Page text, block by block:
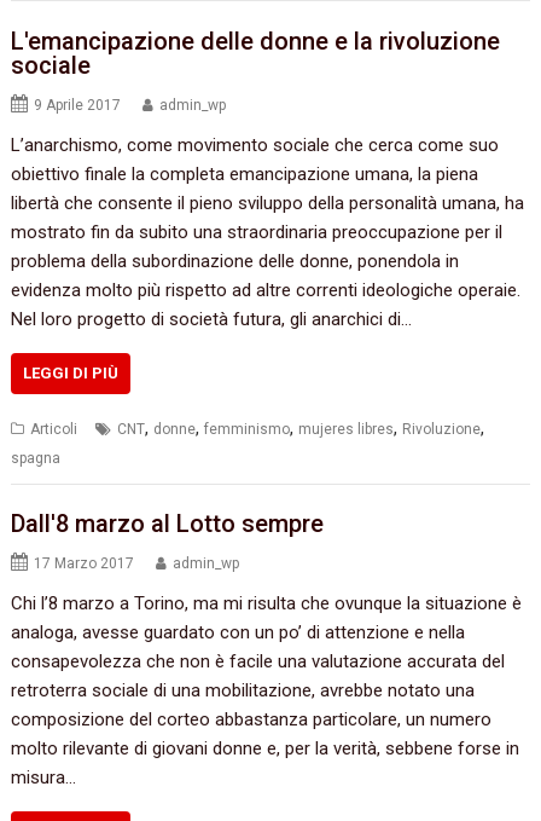
L'emancipazione delle donne e la rivoluzione
sociale
9 Aprile 2017 admin_wp
L’anarchismo, come movimento sociale che cerca come suo
obiettivo finale la completa emancipazione umana, la piena
libertà che consente il pieno sviluppo della personalità umana, ha
mostrato fin da subito una straordinaria preoccupazione per il
problema della subordinazione delle donne, ponendola in
evidenza molto più rispetto ad altre correnti ideologiche operaie.
Nel loro progetto di società futura, gli anarchici di…
LEGGI DI PIÙ
Articoli CNT, donne,femminismo, mujeres libres, Rivoluzione,
spagna
Dall'8 marzo al Lotto sempre
17 Marzo 2017 admin_wp
Chi l’8 marzo a Torino, ma mi risulta che ovunque la situazione è
analoga, avesse guardato con un po’ di attenzione e nella
consapevolezza che non è facile una valutazione accurata del
retroterra sociale di una mobilitazione, avrebbe notato una
composizione del corteo abbastanza particolare, un numero
molto rilevante di giovani donne e, per la verità, sebbene forse in
misura…